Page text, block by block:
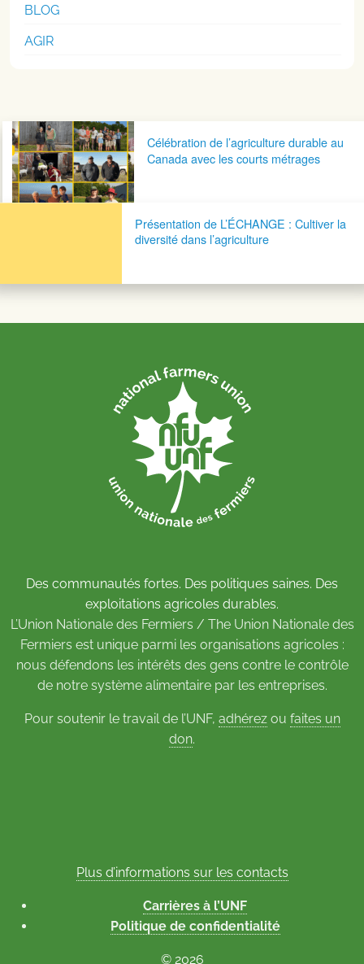
BLOG
AGIR
Navigation postaleCélébration de l’agriculture durable au
Canada avec les courts métrages
Présentation de L’ÉCHANGE : Cultiver la
diversité dans l’agriculture
Des communautés fortes. Des politiques saines. Des
exploitations agricoles durables.
L’Union Nationale des Fermiers / The Union Nationale des
Fermiers est unique parmi les organisations agricoles :
nous défendons les intérêts des gens contre le contrôle
de notre système alimentaire par les entreprises.
Pour soutenir le travail de l’UNF, adhérezou faites un
don.
Plus d’informations sur les contacts
Carrières à l’UNF
Politique de confidentialité
© 2026